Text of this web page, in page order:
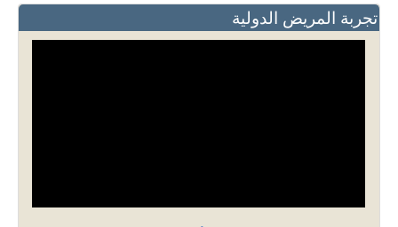
تجربة المريض الدولية